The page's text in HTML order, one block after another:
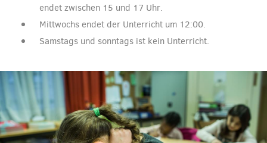
endet zwischen 15 und 17 Uhr.
Mittwochs endet der Unterricht um 12:00.
Samstags und sonntags ist kein Unterricht.